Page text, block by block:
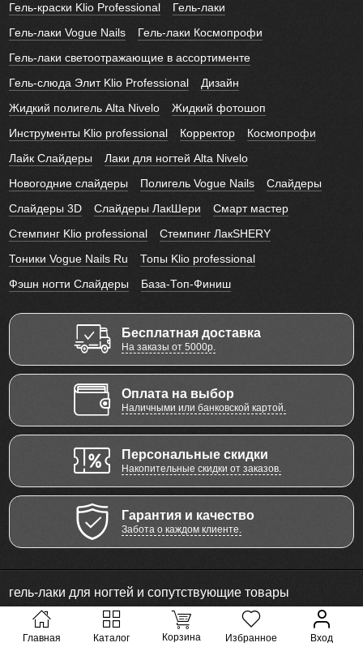
Главная Каталог Корзина Избранное Вход
Гель-краски Klio Professional
Гель-лаки
Гель-лаки Vogue Nails
Гель-лаки Космопрофи
Гель-лаки светоотражающие в ассортименте
Гель-слюда Элит Klio Professional
Дизайн
Жидкий полигель Alta Nivelo
Жидкий фотошоп
Инструменты Klio professional
Корректор
Космопрофи
Лайк Слайдеры
Лаки для ногтей Alta Nivelo
Новогодние слайдеры
Полигель Vogue Nails
Слайдеры
Слайдеры 3D
Слайдеры ЛакШери
Смарт мастер
Стемпинг Klio professional
Стемпинг ЛакSHERY
Тоники Vogue Nails Ru
Топы Klio professional
Фэшн ногти Слайдеры
База-Топ-Финиш
Бесплатная доставка
На заказы от 5000р.
Оплата на выбор
Наличными или банковской картой.
Персональные скидки
Накопительные скидки от заказов.
Гарантия и качество
Забота о каждом клиенте.
гель-лаки для ногтей и сопутствующие товары
© 2011 - 2026 Все права защищены